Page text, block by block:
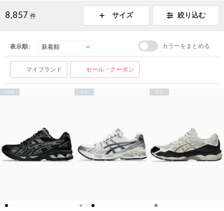
8,857 件 サイズ 絞り込む
表示順 : カラーをまとめる
マイブランド セール・クーポン
NEW 予約 予約